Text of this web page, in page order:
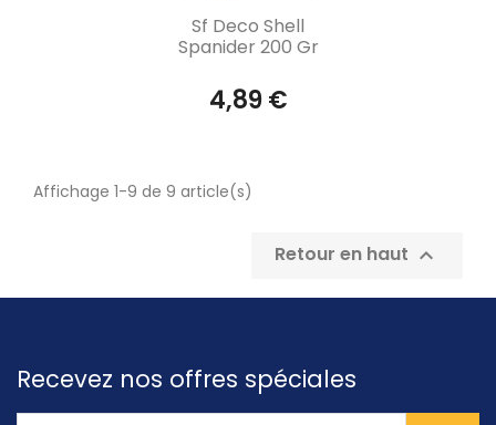
Aperçu rapide
Sf Deco Shell
Spanider 200 Gr
4,89 €
Affichage 1-9 de 9 article(s)
Retour en haut 
Recevez nos offres spéciales